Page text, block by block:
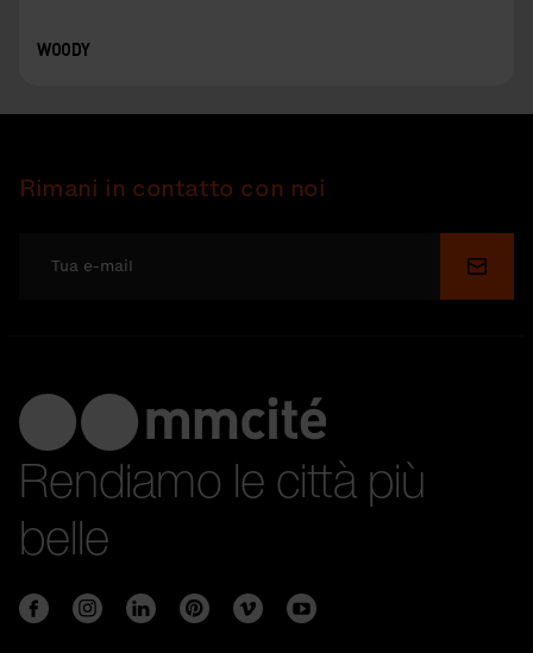
WOODY
Rimani in contatto con noi
Invia
Rendiamo le città più
belle